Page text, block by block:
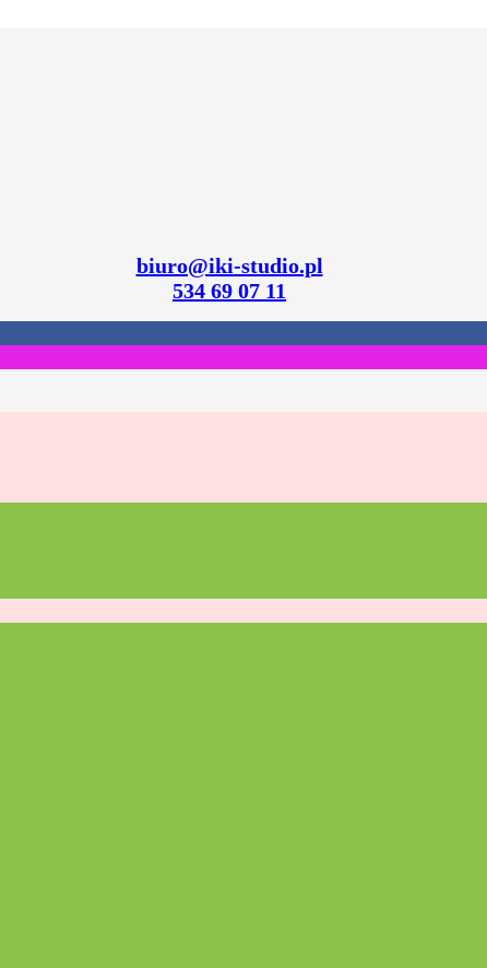
biuro@iki-studio.pl
534 69 07 11